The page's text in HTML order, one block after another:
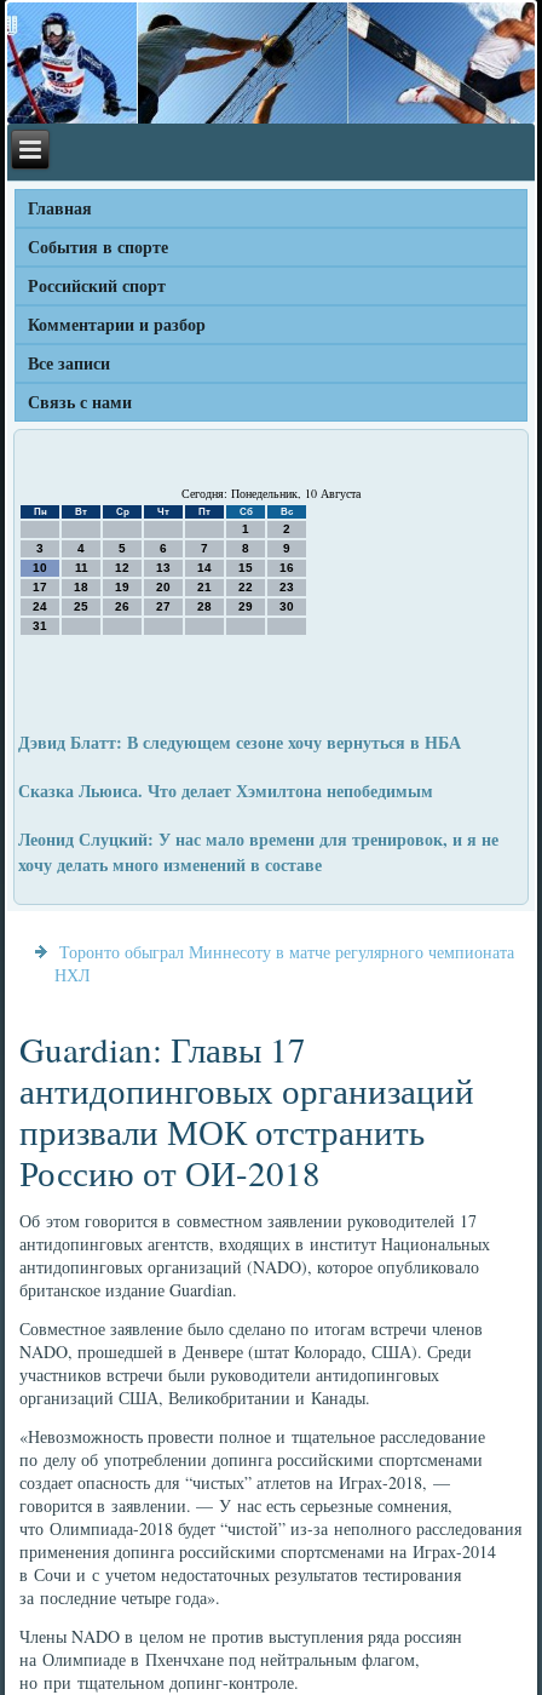
Главная
События в спорте
Российский спорт
Комментарии и разбор
Все записи
Связь с нами
Сегодня: Понедельник, 10 Августа
Пн Вт Ср Чт Пт Сб Вс
1
2
3
4 5 6 7 8
9
10
11 12 13 14 15
16
17
18 19 20 21 22
23
24
25 26 27 28 29
30
31
Дэвид Блатт: В следующем сезоне хочу вернуться в НБА
Сказка Льюиса. Что делает Хэмилтона непобедимым
Леонид Слуцкий: У нас мало времени для тренировок, и я не
хочу делать много изменений в составе
Торонто обыграл Миннесоту в матче регулярного чемпионата
НХЛ
Guardian: Главы 17
антидопинговых организаций
призвали МОК отстранить
Россию от ОИ-2018
Об этом говорится в совместном заявлении руководителей 17
антидопинговых агентств, входящих в институт Национальных
антидопинговых организаций (NADO), которое опубликовало
британское издание Guardian.
Совместное заявление было сделано по итогам встречи членов
NADO, прошедшей в Денвере (штат Колорадо, США). Среди
участников встречи были руководители антидопинговых
организаций США, Великобритании и Канады.
«Невозможность провести полное и тщательное расследование
по делу об употреблении допинга российскими спортсменами
создает опасность для “чистых” атлетов на Играх-2018, —
говорится в заявлении. — У нас есть серьезные сомнения,
что Олимпиада-2018 будет “чистой” из-за неполного расследования
применения допинга российскими спортсменами на Играх-2014
в Сочи и с учетом недостаточных результатов тестирования
за последние четыре года».
Члены NADO в целом не против выступления ряда россиян
на Олимпиаде в Пхенчхане под нейтральным флагом,
но при тщательном допинг-контроле.